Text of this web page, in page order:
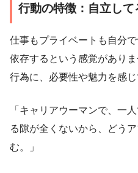
行動の特徴：自立し
仕事もプライベートも自分
依存するという感覚があり
行為に、必要性や魅力を感
「キャリアウーマンで、一
る隙が全くないから、どう
む。」